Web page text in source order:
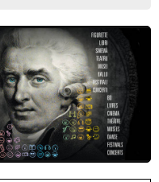
/ dédicace avec
“Testa Mora - Les
Lucia di Tallà
Trà Corsica è
Mare è monti - I Fulelli
de l’écrivaine Cécilia
Contemporaine - Caen /
Monti - I Fulelli
Luciani autour de son